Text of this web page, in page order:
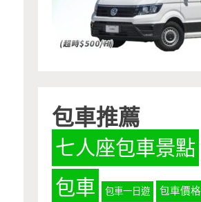
包車推薦
七人座包車景點
包車 包車一日遊 包車價格